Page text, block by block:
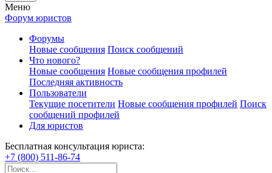
Меню
Форум юристов
Форумы
Новые сообщения Поиск сообщений
Что нового?
Новые сообщения Новые сообщения профилей
Последняя активность
Пользователи
Текущие посетители Новые сообщения профилей Поиск
сообщений профилей
Для юристов
Бесплатная консультация юриста:
+7 (800) 511-86-74